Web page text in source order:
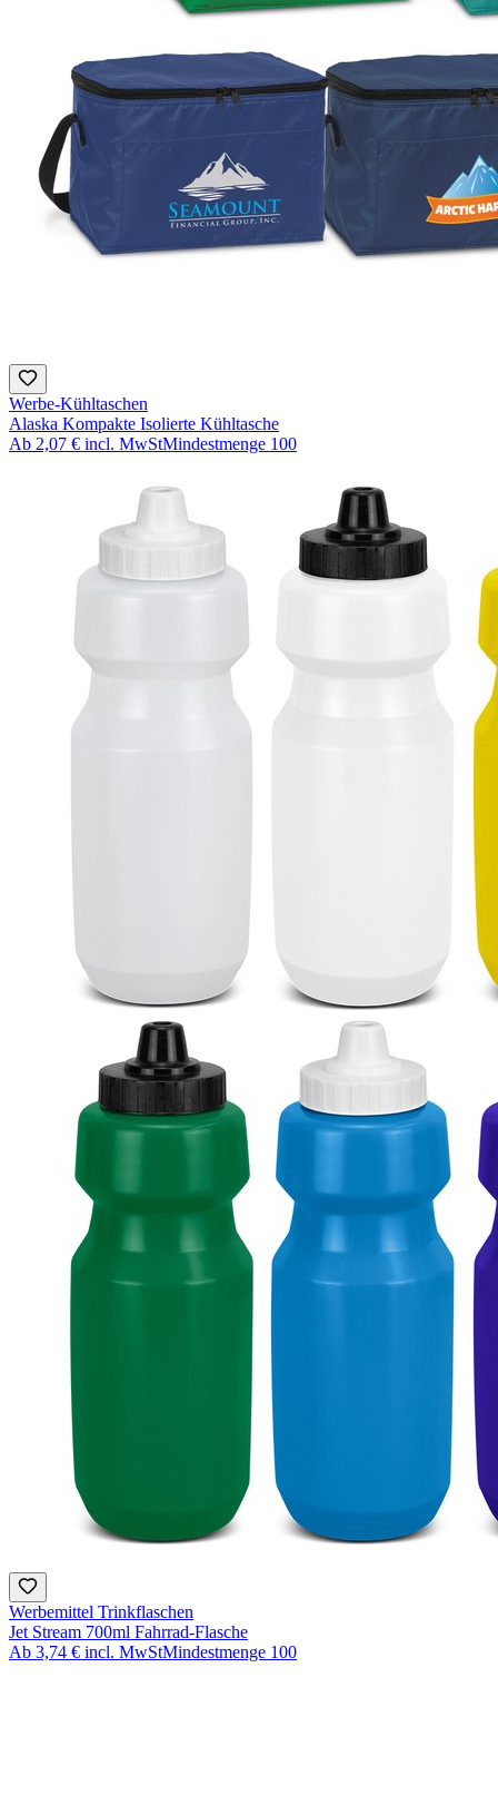
Werbe-Kühltaschen
Alaska Kompakte Isolierte Kühltasche
Ab 2,07 € incl. MwStMindestmenge 100
Werbemittel Trinkflaschen
Jet Stream 700ml Fahrrad-Flasche
Ab 3,74 € incl. MwStMindestmenge 100